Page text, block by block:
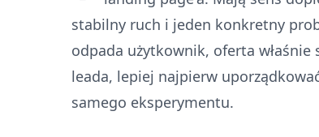
stabilny ruch i jeden konkretny
odpada użytkownik, oferta
leada, lepiej najpierw
samego eksperymentu.